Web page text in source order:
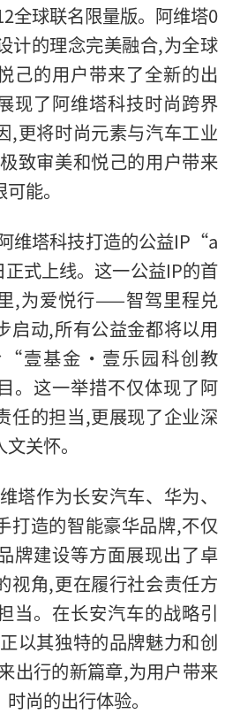
全球联名限量版。阿维塔0
计的理念完美融合,为全球
己的用户带来了全新的出
现了阿维塔科技时尚跨界
,更将时尚元素与汽车工业
致审美和悦己的用户带来
能。
维塔科技打造的公益IP“a
式上线。这一公益IP的首
,为爱悦行——智驾里程兑
动,所有公益金都将以用
“壹基金·壹乐园科创教
。这一举措不仅体现了阿
任的担当,更展现了企业深
关怀。
塔作为长安汽车、华为、
打造的智能豪华品牌,不仅
牌建设等方面展现出了卓
视角,更在履行社会责任方
当。在长安汽车的战略引
以其独特的品牌魅力和创
出行的新篇章,为用户带来
尚的出行体验。